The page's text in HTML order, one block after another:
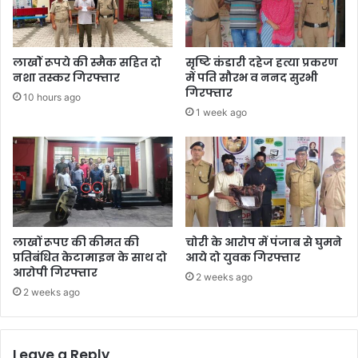
लाखोें रूपये की स्मैक सहित दो
नशा तस्कर गिरफ्तार
10 hours ago
सृष्टि कंडारी दहेज हत्या प्रकरण
में पति सौरभ व ननद सुरभी
गिरफ्तार
1 week ago
लाखों रूपए की कीमत की
प्रतिबंधित केटामाइन के साथ दो
आरोपी गिरफ्तार
2 weeks ago
चोरी के आरोप में पंजाब से घुमने
आये दो युवक गिरफ्तार
2 weeks ago